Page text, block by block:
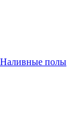
Наливные полы